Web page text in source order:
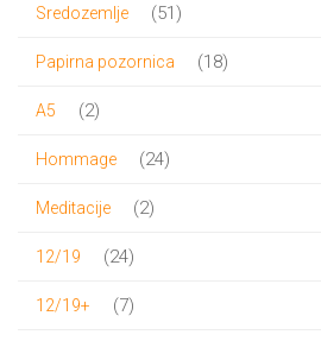
Sredozemlje 51 51
Papirna pozornica 1818
A5 22
Hommage 2424
Meditacije 22
12/19 2424
12/19+ 77